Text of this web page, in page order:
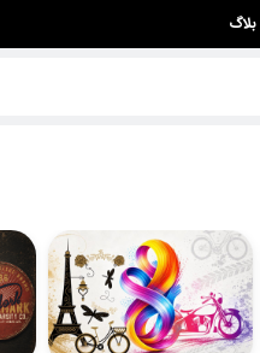
بلاگ